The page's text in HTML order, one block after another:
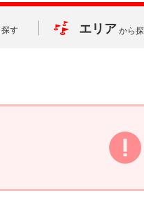
す エリア から